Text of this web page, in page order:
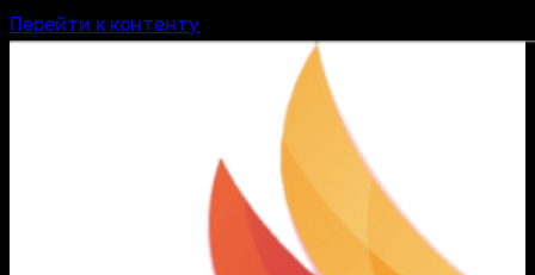
Перейти к контенту